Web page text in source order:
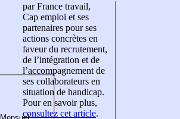
par France travail,
Cap emploi et ses
partenaires pour ses
actions concrètes en
faveur du recrutement,
de l’intégration et de
l’accompagnement de
ses collaborateurs en
situation de handicap.
Pour en savoir plus,
consultez cet article.